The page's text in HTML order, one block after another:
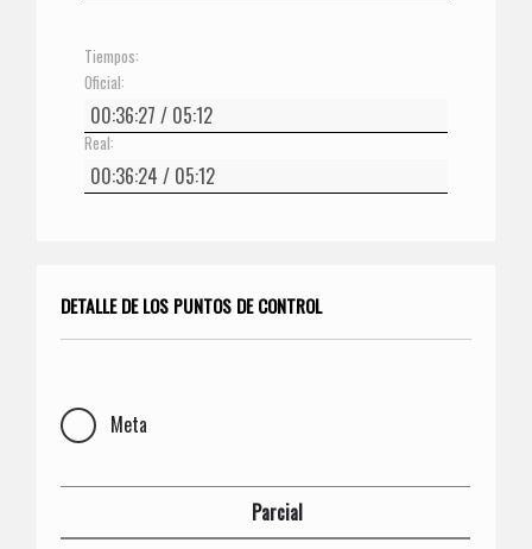
Tiempos:
Oficial:
Real:
DETALLE DE LOS PUNTOS DE CONTROL
Meta
Parcial